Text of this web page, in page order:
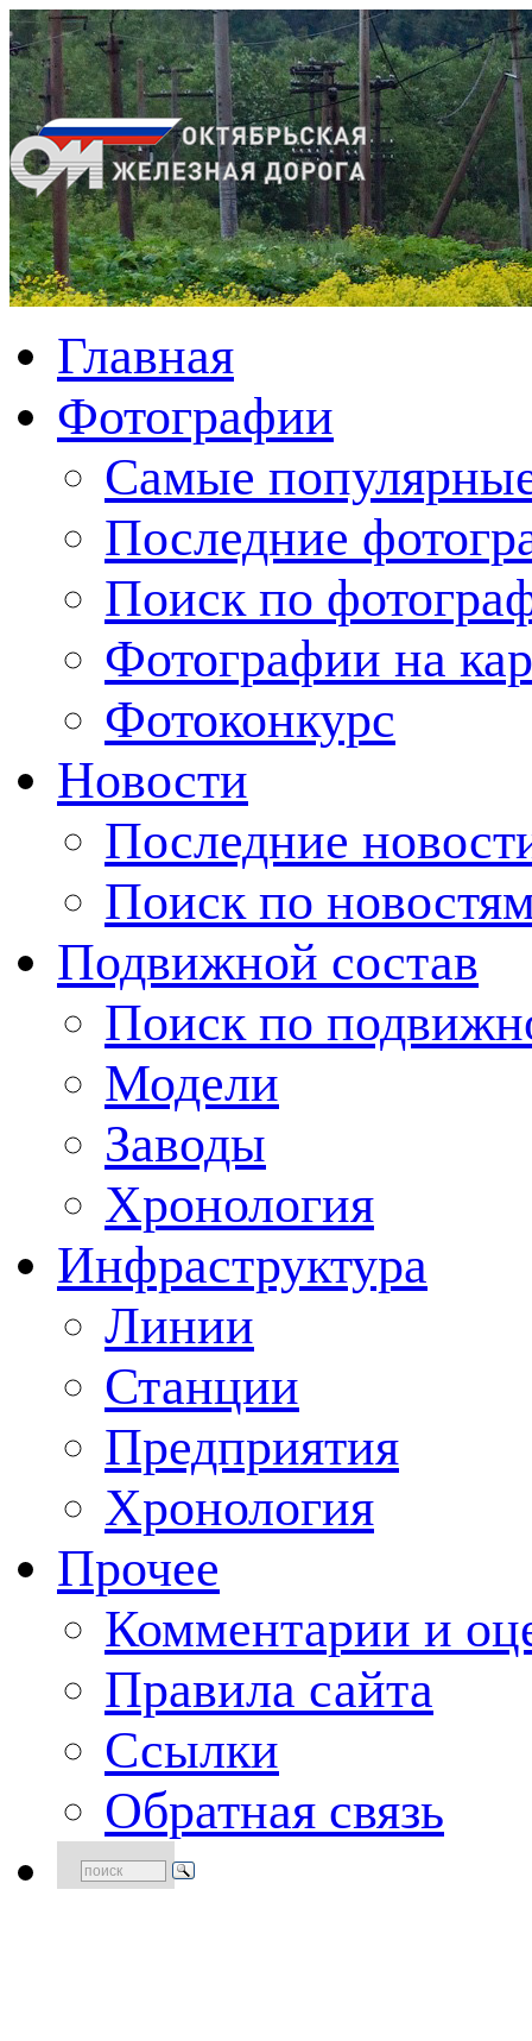
Главная
Фотографии
Cамые
Последние
Поиск по
Фотографии на
Фотоконкурс
Новости
Последние
Поиск по
Подвижной состав
Поиск по
Модели
Заводы
Хронология
Инфраструктура
Линии
Станции
Предприятия
Хронология
Прочее
Комментарии и
Правила сайта
Ссылки
Обратная связь